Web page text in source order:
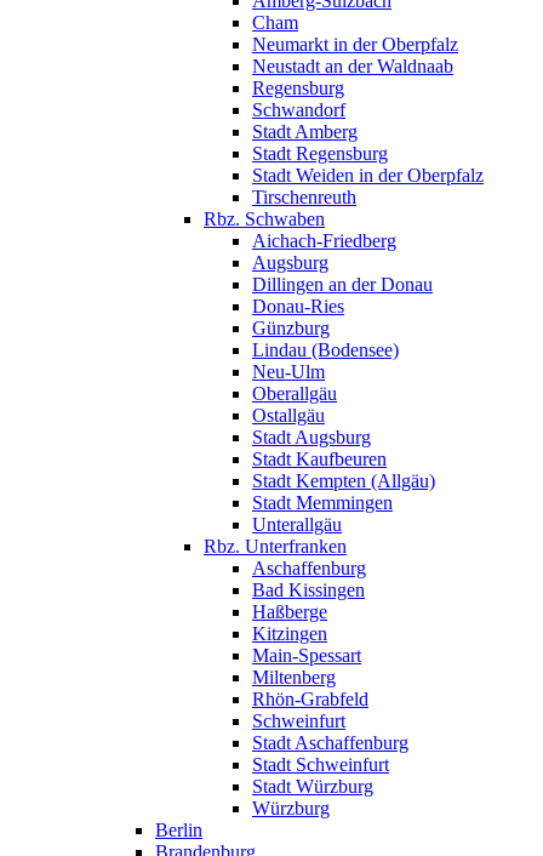
Cham
Neumarkt in der Oberpfalz
Neustadt an der Waldnaab
Regensburg
Schwandorf
Stadt Amberg
Stadt Regensburg
Stadt Weiden in der Oberpfalz
Tirschenreuth
Rbz. Schwaben
Aichach-Friedberg
Augsburg
Dillingen an der Donau
Donau-Ries
Günzburg
Lindau (Bodensee)
Neu-Ulm
Oberallgäu
Ostallgäu
Stadt Augsburg
Stadt Kaufbeuren
Stadt Kempten (Allgäu)
Stadt Memmingen
Unterallgäu
Rbz. Unterfranken
Aschaffenburg
Bad Kissingen
Haßberge
Kitzingen
Main-Spessart
Miltenberg
Rhön-Grabfeld
Schweinfurt
Stadt Aschaffenburg
Stadt Schweinfurt
Stadt Würzburg
Würzburg
Berlin
Brandenburg